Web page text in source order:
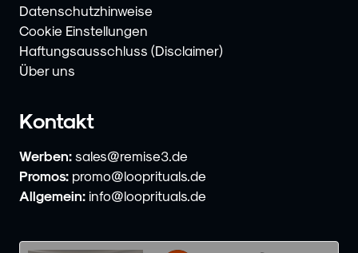
Datenschutzhinweise
Cookie Einstellungen
Haftungsausschluss (Disclaimer)
Über uns
Kontakt
Werben: sales@remise3.de
Promos: promo@looprituals.de
Allgemein: info@looprituals.de